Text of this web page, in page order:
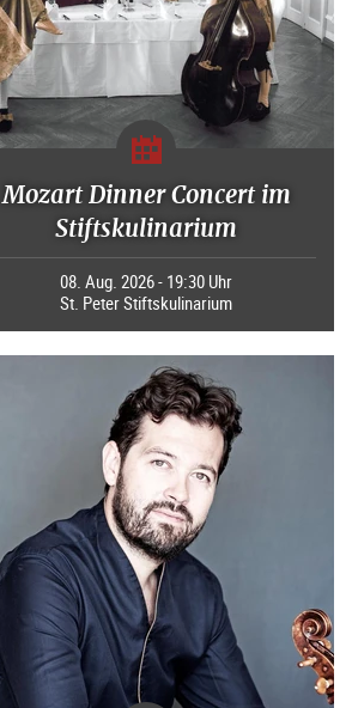
Mozart Dinner Concert im
Stiftskulinarium
08. Aug. 2026 - 19:30 Uhr
St. Peter Stiftskulinarium